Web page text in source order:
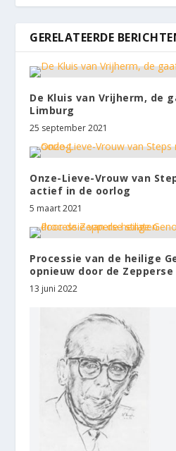
GERELATEERDE
De Kluis van Vrijherm, de
Limburg
25 september 2021
Onze-Lieve-Vrouw van
actief in de oorlog
5 maart 2021
Processie van de heilige
opnieuw door de
13 juni 2022